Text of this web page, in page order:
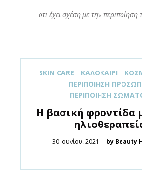
οτι έχει σχέση με την περιποίηση
SKIN CARE ΚΑΛΟΚΑΊΡΙ
ΠΕΡΙΠΟΊΗΣΗ
ΠΕΡΙΠΟΊΗΣΗ
Η βασική φροντίδα
Posted
30 Ιουνίου, 2021 by Beauty